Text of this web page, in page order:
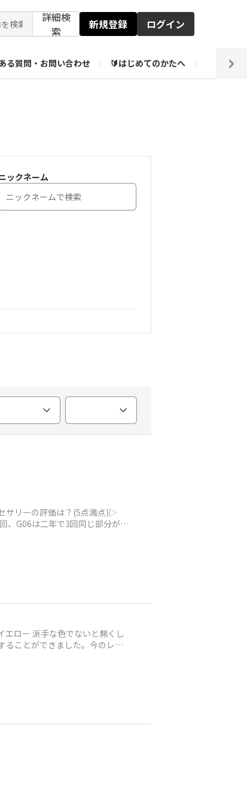
詳細検
索
新規登録 ログイン
る質問・お問い合わせ 🔰はじめてのかたへ 編集
ックネーム
サリーの評価は？(5点満点)▷
、G06は二年で3回同じ部分が割